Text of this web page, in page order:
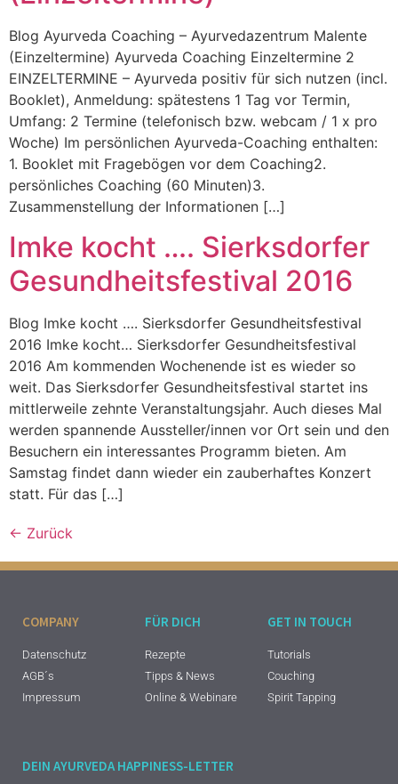
Blog Ayurveda Coaching – Ayurvedazentrum Malente
(Einzeltermine) Ayurveda Coaching Einzeltermine 2
EINZELTERMINE – Ayurveda positiv für sich nutzen (incl.
Booklet), Anmeldung: spätestens 1 Tag vor Termin,
Umfang: 2 Termine (telefonisch bzw. webcam / 1 x pro
Woche) Im persönlichen Ayurveda-Coaching enthalten:
1. Booklet mit Fragebögen vor dem Coaching2.
persönliches Coaching (60 Minuten)3.
Zusammenstellung der Informationen […]
Imke kocht …. Sierksdorfer
Gesundheitsfestival 2016
Blog Imke kocht …. Sierksdorfer Gesundheitsfestival
2016 Imke kocht… Sierksdorfer Gesundheitsfestival
2016 Am kommenden Wochenende ist es wieder so
weit. Das Sierksdorfer Gesundheitsfestival startet ins
mittlerweile zehnte Veranstaltungsjahr. Auch dieses Mal
werden spannende Aussteller/innen vor Ort sein und den
Besuchern ein interessantes Programm bieten. Am
Samstag findet dann wieder ein zauberhaftes Konzert
statt. Für das […]
← Zurück
COMPANY
Datenschutz
AGB´s
Impressum
FÜR DICH
Rezepte
Tipps & News
Online & Webinare
GET IN TOUCH
Tutorials
Couching
Spirit Tapping
DEIN AYURVEDA HAPPINESS-LETTER